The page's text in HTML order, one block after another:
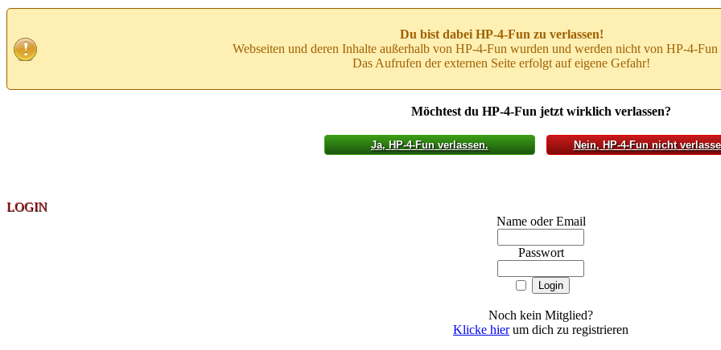
Du bist dabei HP-4-Fun zu verlassen!
Webseiten und deren Inhalte außerhalb von HP-4-Fun wurden und werden nicht von HP-4-
Das Aufrufen der externen Seite erfolgt auf eigene Gefahr!
Möchtest du HP-4-Fun jetzt wirklich verlassen?
Ja, HP-4-Fun verlassen. Nein, HP-4-Fun nicht
LOGIN
Name oder Email
Passwort
Noch kein Mitglied?
Klicke hierum dich zu registrieren